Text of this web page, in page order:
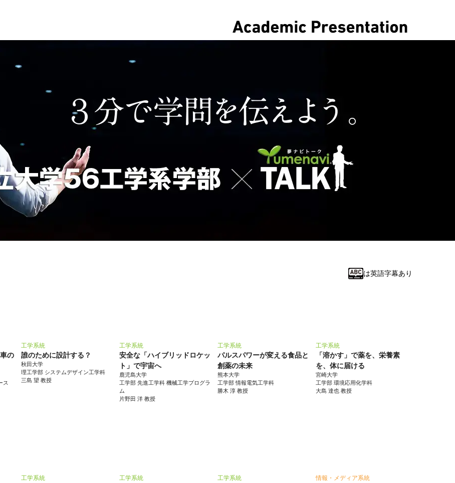
は英語字幕あり
の
ス
工学系統
誰のために設計する？
秋田大学
理工学部 システムデザイン工学科
三島 望 教授
工学系統
安全な「ハイブリッドロケッ
ト」で宇宙へ
鹿児島大学
工学部 先進工学科 機械工学プログラ
ム
片野田 洋 教授
工学系統
パルスパワーが変える食品と
創薬の未来
熊本大学
工学部 情報電気工学科
勝木 淳 教授
工学系統
「溶かす」で薬を、栄養素
を、体に届ける
宮崎大学
工学部 環境応用化学科
大島 達也 教授
工学系統 工学系統 工学系統 情報・メディア系統